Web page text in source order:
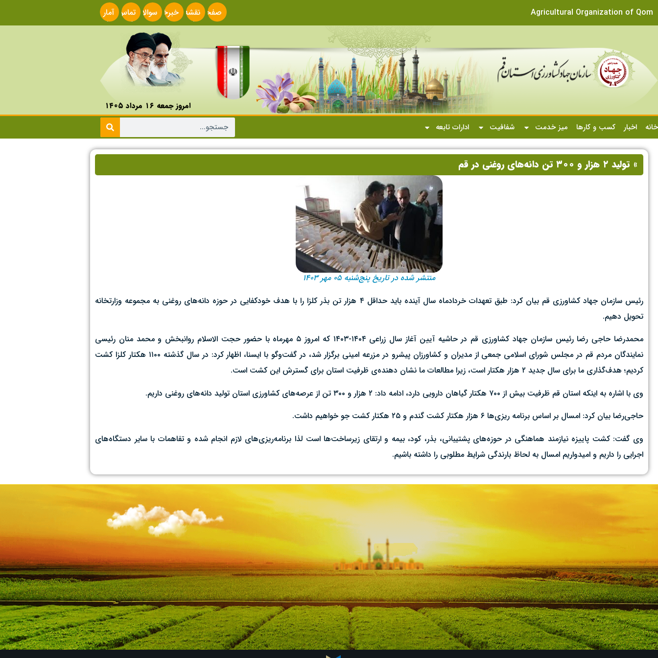
Agricultural Organization of Qom
صفحه
اصلی
نقشه
سایت
خبرخوانسوالات
متداول
تماس
با ما
آمار
سایت
امروز جمعه ۱۶ مرداد ۱۴۰۵
خانه
اخبار کسب و کارها میز خدمت شفافیت ادارات تابعه
» تولید ۲ هزار و ۳۰۰ تن دانه‌های روغنی در قم
منتشر شده در تاریخ پنج‌شنبه ۰۵ مهر ۱۴۰۳
رئیس سازمان جهاد کشاورزی قم بیان کرد: طبق تعهدات خردادماه سال آینده باید حداقل ۴ هزار تن بذر کلزا را با هدف خودکفایی در حوزه دانه‌های روغنی به مجموعه وزارتخانه
تحویل دهیم.
محمدرضا حاجی رضا رئیس سازمان جهاد کشاورزی قم در حاشیه آیین آغاز سال زراعی ۱۴۰۴-۱۴۰۳ که امروز ۵ مهرماه با حضور حجت الاسلام روانبخش و محمد منان رئیسی
نمایندگان مردم قم در مجلس شورای اسلامی جمعی از مدیران و کشاورزان پیشرو در مزرعه امینی برگزار شد، در گفت‌وگو با ایسنا، اظهار کرد: در سال گذشته ۱۱۰۰ هکتار کلزا کشت
کردیم؛ هدف‌گذاری ما برای سال جدید ۲ هزار هکتار است، زیرا مطالعات ما نشان دهنده‌ی ظرفیت استان برای گسترش این کشت است.
وی با اشاره به اینکه استان قم ظرفیت بیش از ۷۰۰ هکتار گیاهان دارویی دارد، ادامه داد: ۲ هزار و ۳۰۰ تن از عرصه‌های کشاورزی استان تولید دانه‌های روغنی داریم.
حاجی‌رضا بیان کرد: امسال بر اساس برنامه ریزی‌ها ۶ هزار هکتار کشت گندم و ۲۵ هکتار کشت جو خواهیم داشت.
وی گفت: کشت پاییزه نیازمند هماهنگی در حوزه‌های پشتیبانی، بذر، کود، بیمه و ارتقای زیرساخت‌ها است لذا برنامه‌ریزی‌های لازم انجام شده و تفاهمات با سایر دستگاه‌های
اجرایی را داریم و امیدواریم امسال به لحاظ بارندگی شرایط مطلوبی را داشته باشیم.